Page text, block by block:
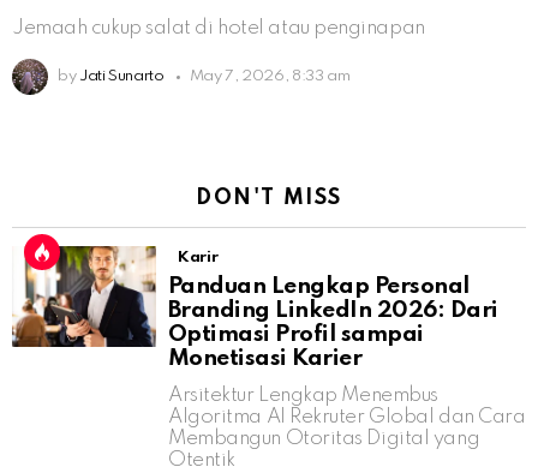
Jemaah cukup salat di hotel atau penginapan
by Jati Sunarto May 7, 2026, 8:33 am
DON'T MISS
Karir
Panduan Lengkap Personal
Branding LinkedIn 2026: Dari
Optimasi Profil sampai
Monetisasi Karier
Arsitektur Lengkap Menembus
Algoritma AI Rekruter Global dan Cara
Membangun Otoritas Digital yang
Otentik